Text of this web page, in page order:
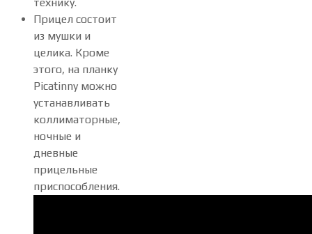
технику.
Прицел состоит
из мушки и
целика. Кроме
этого, на планку
Picatinny можно
устанавливать
коллиматорные,
ночные и
дневные
прицельные
приспособления.